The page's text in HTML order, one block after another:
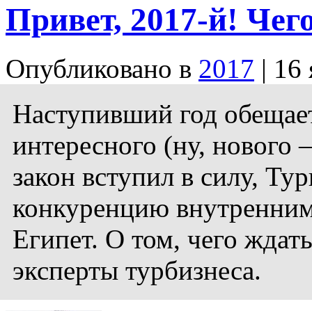
Привет, 2017-й!
Опубликовано в 2017 | 16
Наступивший год
интересного (ну,
закон вступил в силу,
конкуренцию
Египет. О том, чего
эксперты турбизнеса.